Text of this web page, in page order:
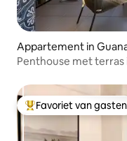
Appartement in
Penthouse met
Topfavoriet van
Favoriet van gasten